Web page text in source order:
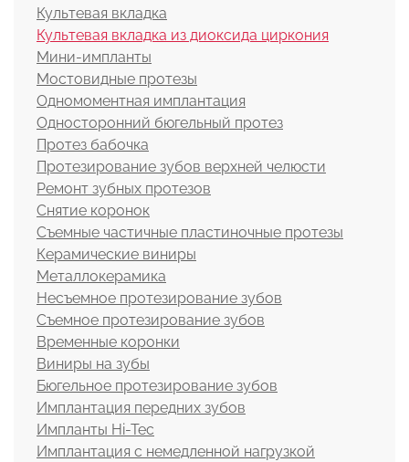
Культевая вкладка
Культевая вкладка из диоксида циркония
Мини-импланты
Мостовидные протезы
Одномоментная имплантация
Односторонний бюгельный протез
Протез бабочка
Протезирование зубов верхней челюсти
Ремонт зубных протезов
Снятие коронок
Съемные частичные пластиночные протезы
Керамические виниры
Металлокерамика
Несъемное протезирование зубов
Съемное протезирование зубов
Временные коронки
Виниры на зубы
Бюгельное протезирование зубов
Имплантация передних зубов
Импланты Hi-Tec
Имплантация с немедленной нагрузкой